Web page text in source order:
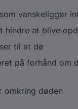
vanskeliggør
hindre at blive
til at dø
på forhånd om
omkring døden